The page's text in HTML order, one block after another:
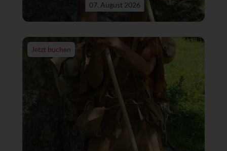
07. August 2026
Jetzt buchen